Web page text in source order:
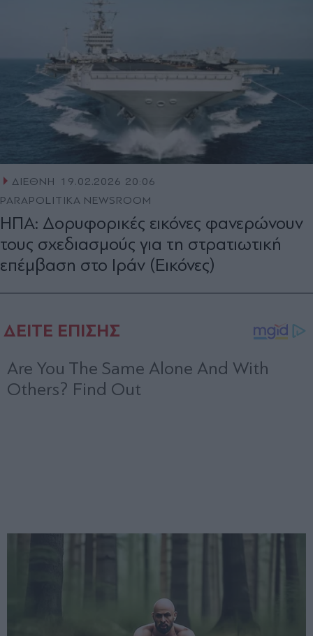
ΔΙΕΘΝΗ
19.02.2026 20:06
PARAPOLITIKA NEWSROOM
HΠΑ: Δορυφορικές εικόνες φανερώνουν
τους σχεδιασμούς για τη στρατιωτική
επέμβαση στο Ιράν (Εικόνες)